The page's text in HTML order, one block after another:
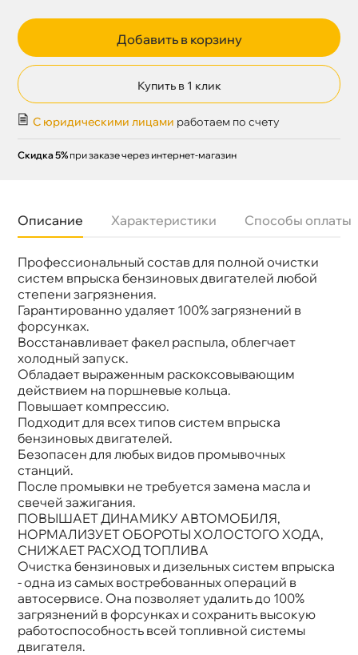
Добавить в корзину
Купить в 1 клик
С юридическими лицами работаем по счету
Скидка 5% при заказе через интернет-магазин
Описание Характеристики Способы оплаты
Профессиональный состав для полной очистки
систем впрыска бензиновых двигателей любой
степени загрязнения.
Гарантированно удаляет 100% загрязнений
форсунках.
осстанавливает факел распыла, облегчает
холодный запуск.
Обладает выраженным раскоксовывающим
действием на поршневые кольца.
Повышает компрессию.
Подходит для всех типов систем впрыска
ензиновых двигателей.
Безопасен для любых видов промывочных
станций.
После промывки не требуется замена масла и
свечей зажигания.
ПОВЫШАЕТ ДИНАМИКУ АВТОМОБИЛЯ,
НОРМАЛИЗУЕТ ОБОРОТЫ ХОЛОСТОГО ХОДА,
СНИЖАЕТ РАСХОД ТОПЛИВА
Очистка бензиновых и дизельных систем впрыска
- одна из самых востребованных операций
автосервисе. Она позволяет удалить до 100%
загрязнений в форсунках и сохранить высокую
работоспособность всей топливной системы
двигателя.
Бренд
LAVR
Артикул
Ln2003